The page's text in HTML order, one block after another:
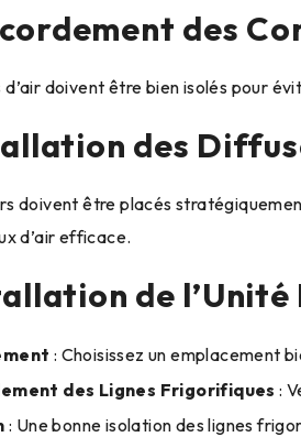
des
d’air doivent être bien isolés pour
des
doivent être placés
d’air efficace.
de
: Choisissez un emplacement
des Lignes Frigorifiques :
: Une bonne isolation des lignes